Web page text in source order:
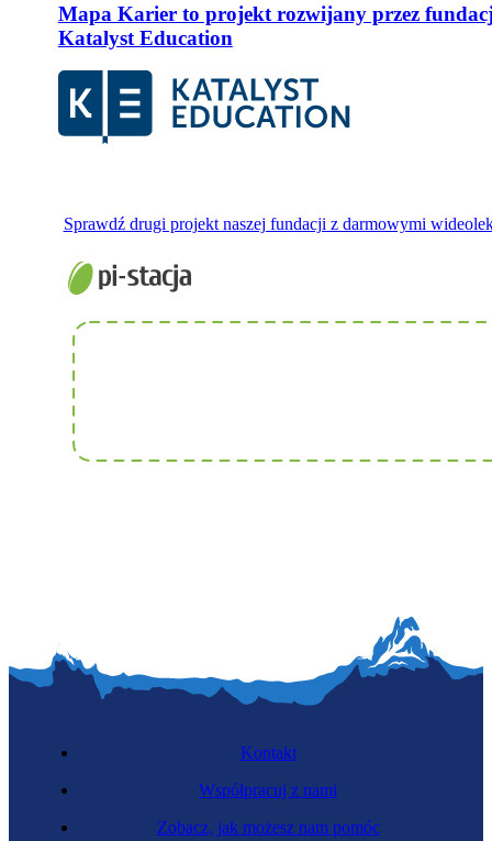
Mapa Karier to projekt rozwijany przez
Katalyst Education
Sprawdź drugi projekt naszej fundacji z darmowymi
Kontakt
Współpracuj z nami
Zobacz, jak możesz nam pomóc